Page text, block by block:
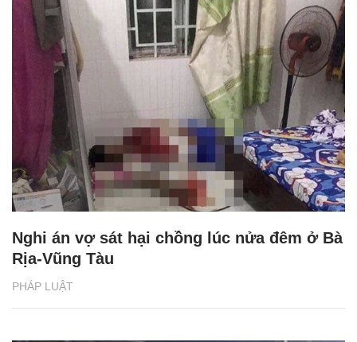
PHÁP LUẬT
Nghi án vợ sát hại chồng lúc nửa đêm ở Bà
Rịa-Vũng Tàu